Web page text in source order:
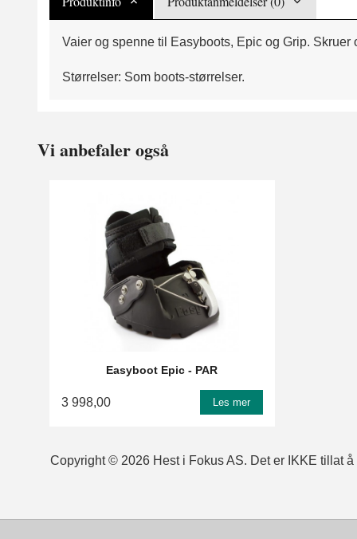
Vaier og spenne til Easyboots, Epic og Grip. Skruer
Størrelser: Som boots-størrelser.
Vi anbefaler også
Easyboot Epic - PAR
3 998,00 Les mer
Copyright © 2026 Hest i Fokus AS. Det er IKKE tillat